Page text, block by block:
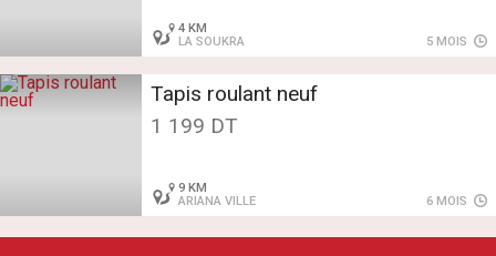
4 KM
LA SOUKRA
5 MOIS
Tapis roulant neuf
1 199 DT
9 KM
ARIANA VILLE
6 MOIS